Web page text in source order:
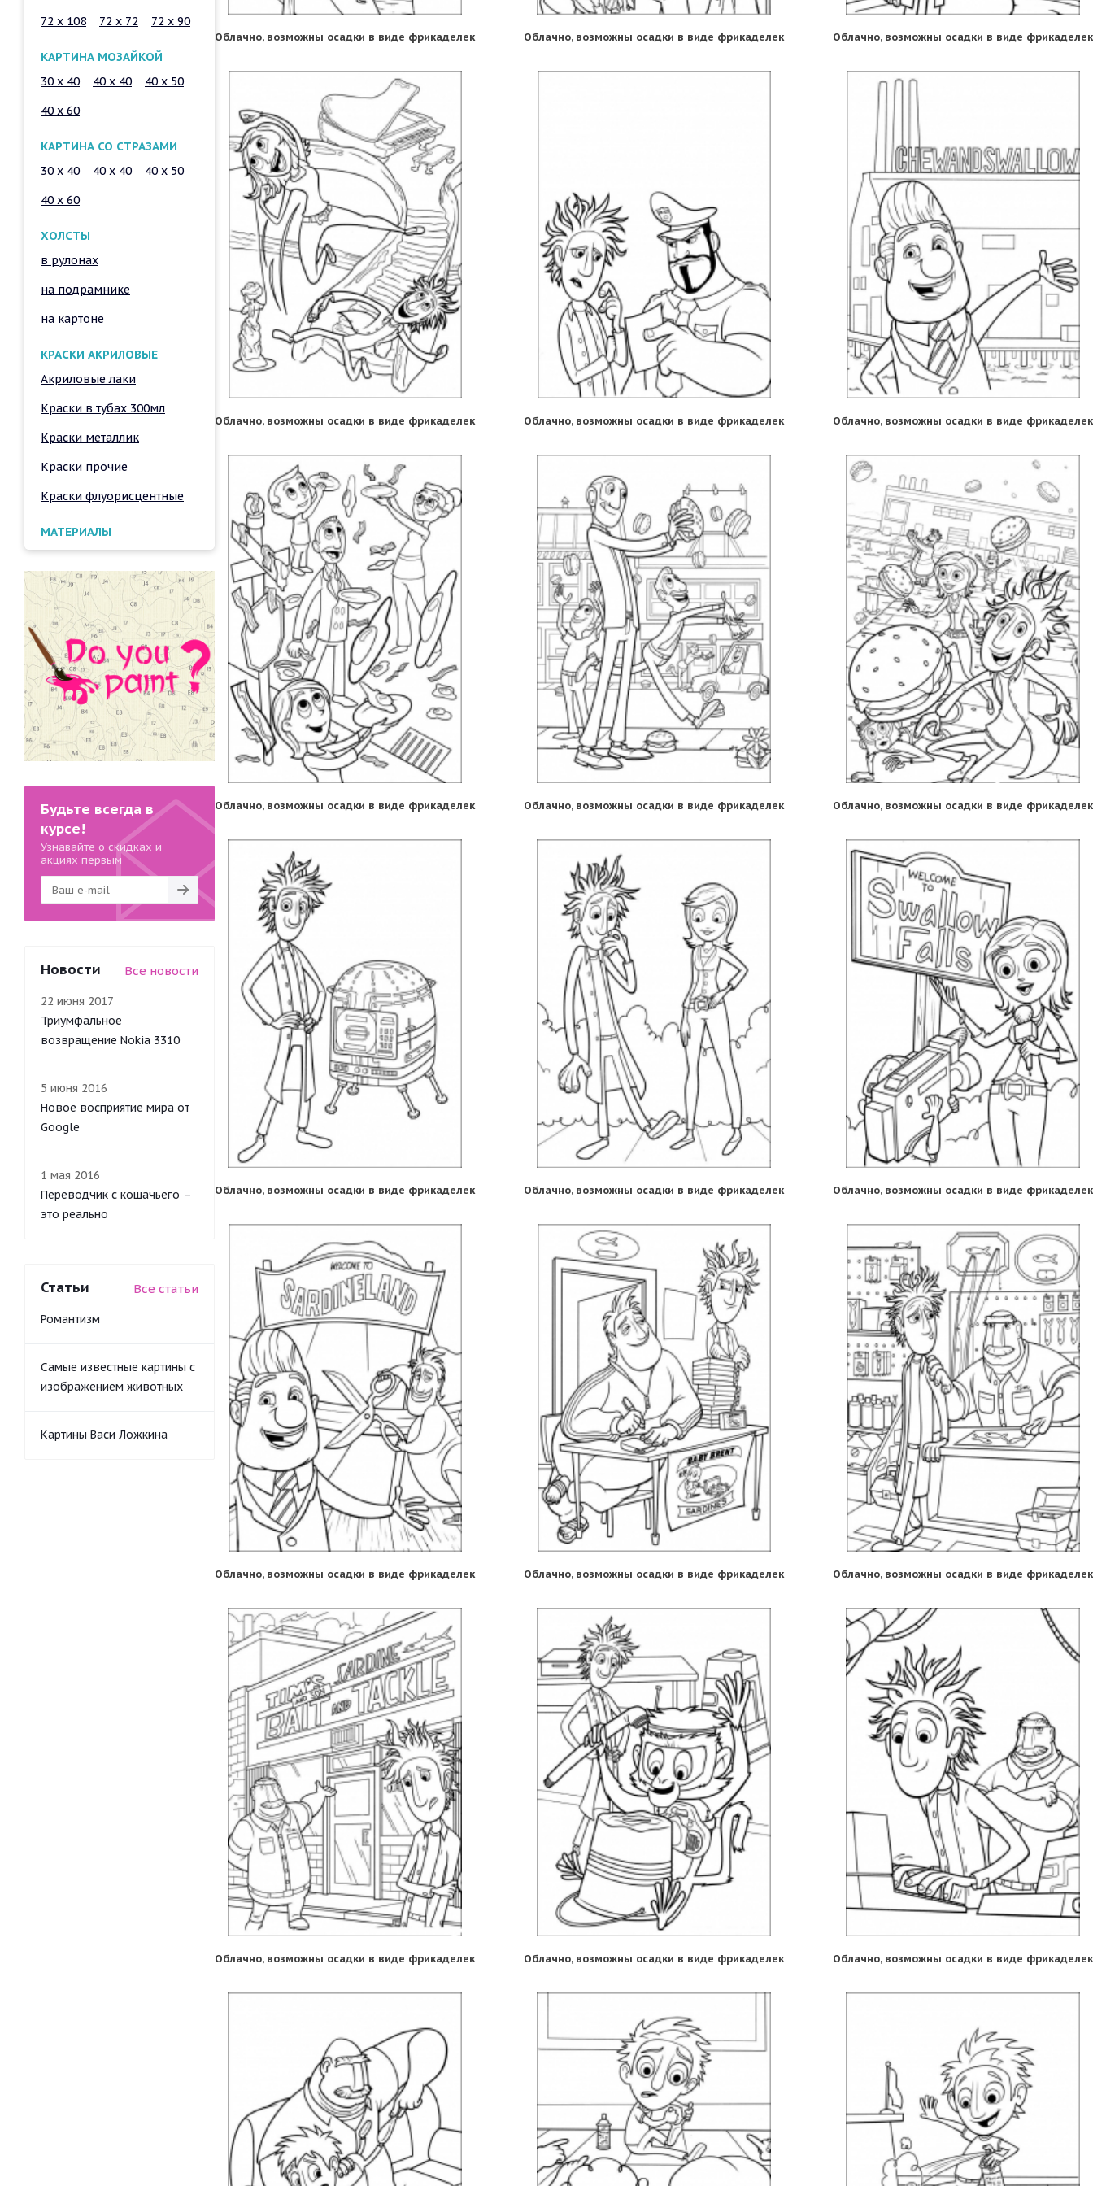
Облачно, возможны осадки в виде фрикаделек Облачно, возможны осадки в виде фрикаделек Облачно, возможны осадки в виде фрикаделек
Облачно, возможны осадки в виде фрикаделек Облачно, возможны осадки в виде фрикаделек Облачно, возможны осадки в виде фрикаделек
Облачно, возможны осадки в виде фрикаделек Облачно, возможны осадки в виде фрикаделек Облачно, возможны осадки в виде фрикаделек
Облачно, возможны осадки в виде фрикаделек Облачно, возможны осадки в виде фрикаделек Облачно, возможны осадки в виде фрикаделек
Облачно, возможны осадки в виде фрикаделек Облачно, возможны осадки в виде фрикаделек Облачно, возможны осадки в виде фрикаделек
Облачно, возможны осадки в виде фрикаделек Облачно, возможны осадки в виде фрикаделек Облачно, возможны осадки в виде фрикаделек
72 x 108 72 x 72 72 x 90
КАРТИНА МОЗАЙКОЙ
30 x 40
40 x 40
40 x 50
40 x 60
КАРТИНА СО СТРАЗАМИ
30 x 40
40 x 40
40 x 50
40 x 60
ХОЛСТЫ
в рулонах
на подрамнике
на картоне
КРАСКИ АКРИЛОВЫЕ
Акриловые лаки
Краски в тубах 300мл
Краски металлик
Краски прочие
Краски флуорисцентные
МАТЕРИАЛЫ
Будьте всегда в
курсе!
Узнавайте о скидках и
акциях первым
Новости Все новости
22 июня 2017
Триумфальное
возвращение Nokia 3310
5 июня 2016
Новое восприятие мира от
Google
1 мая 2016
Переводчик с кошачьего –
это реально
Статьи Все статьи
Романтизм
Самые известные картины с
изображением животных
Картины Васи Ложкина